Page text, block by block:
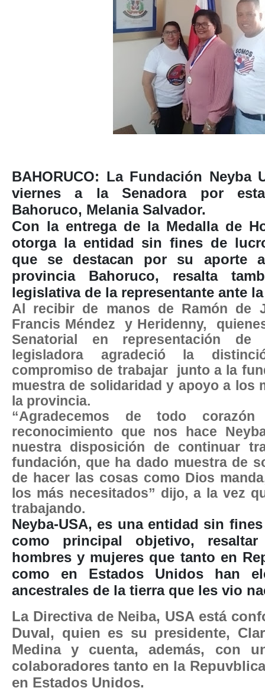
BAHORUCO: La Fundación Neyba
viernes a la Senadora por
Bahoruco, Melania Salvador.
Con la entrega de la Medalla de
otorga la entidad sin fines de
que se destacan por su aporte
provincia Bahoruco, resalta
legislativa de la representante ante
Al recibir de manos de Ramón de
Francis Méndez
y Heridenny,
Senatorial en representación
legisladora agradeció la
compromiso de trabajar
junto a la
muestra de solidaridad y apoyo a los
la provincia.
“Agradecemos de todo
reconocimiento que nos hace
nuestra disposición de continuar
fundación, que ha dado muestra de
de hacer las cosas como Dios
los más necesitados” dijo, a la vez
trabajando.
Neyba-USA, es una entidad sin
como principal objetivo,
hombres y mujeres que tanto en
como en Estados Unidos han
ancestrales de la tierra que les vio
La Directiva de Neiba, USA está
Duval, quien es su presidente,
Medina y cuenta, además, con
colaboradores tanto en la
en Estados Unidos.